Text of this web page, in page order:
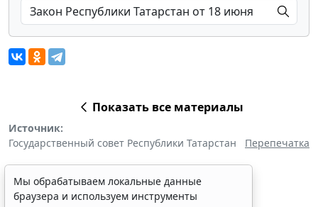
Показать все материалы
Источник:
Государственный совет Республики Татарстан
Перепечатка
Мы обрабатываем локальные данные
браузера и используем инструменты